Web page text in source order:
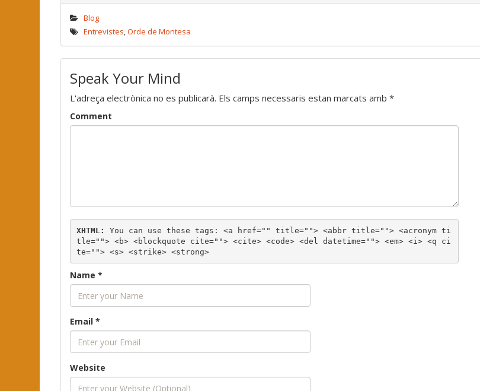
Blog
Entrevistes,Orde de Montesa
Speak Your Mind
L'adreça electrònica no es publicarà. Els camps necessaris estan marcats amb *
Comment
XHTML: You can use these tags: <a href="" title=""> <abbr title=""> <acronym ti
tle=""> <b> <blockquote cite=""> <cite> <code> <del datetime=""> <em> <i> <q ci
te=""> <s> <strike> <strong>
Name *
Email *
Website